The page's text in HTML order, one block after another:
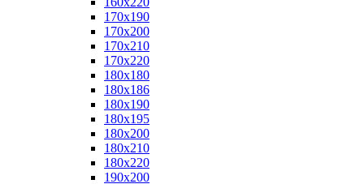
170x190
170x200
170x210
170x220
180x180
180x186
180x190
180x195
180x200
180x210
180x220
190x200